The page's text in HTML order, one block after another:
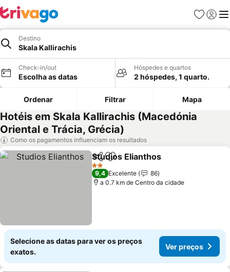
Favoritos
Iniciar
Destino
Skala Kallirachis
Check-in/out
Escolha as datas
Hóspedes e quartos
2 hóspedes, 1 quarto.
Ordenar Filtrar Mapa
Hotéis em Skala Kallirachis (Macedónia
Oriental e Trácia, Grécia)
Como os pagamentos influenciam os resultados
PartilharAdicionar aos favoritos
Studios Elianthos
2 Estrelas
9,4 Excelente
86
a 0.7 km de Centro da cidade
Selecione as datas para ver os preços
exatos.
Ver preços